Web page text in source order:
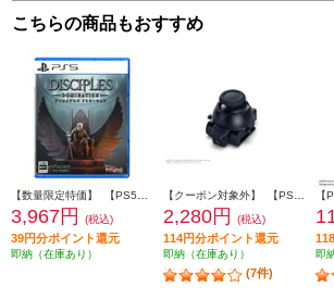
こちらの商品もおすすめ
3,967円 (税込)
39円分ポイント還元
即納（在庫あり）
2,280円 (税込)
114円分ポイント還元
即納（在庫あり）
(7件)
即